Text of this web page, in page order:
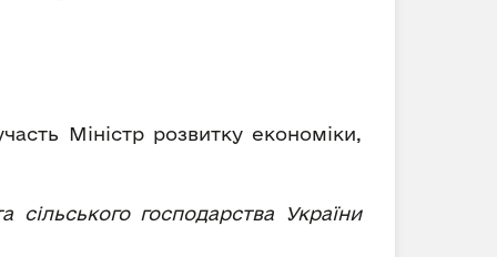
Міністр розвитку економіки,
сільського господарства України